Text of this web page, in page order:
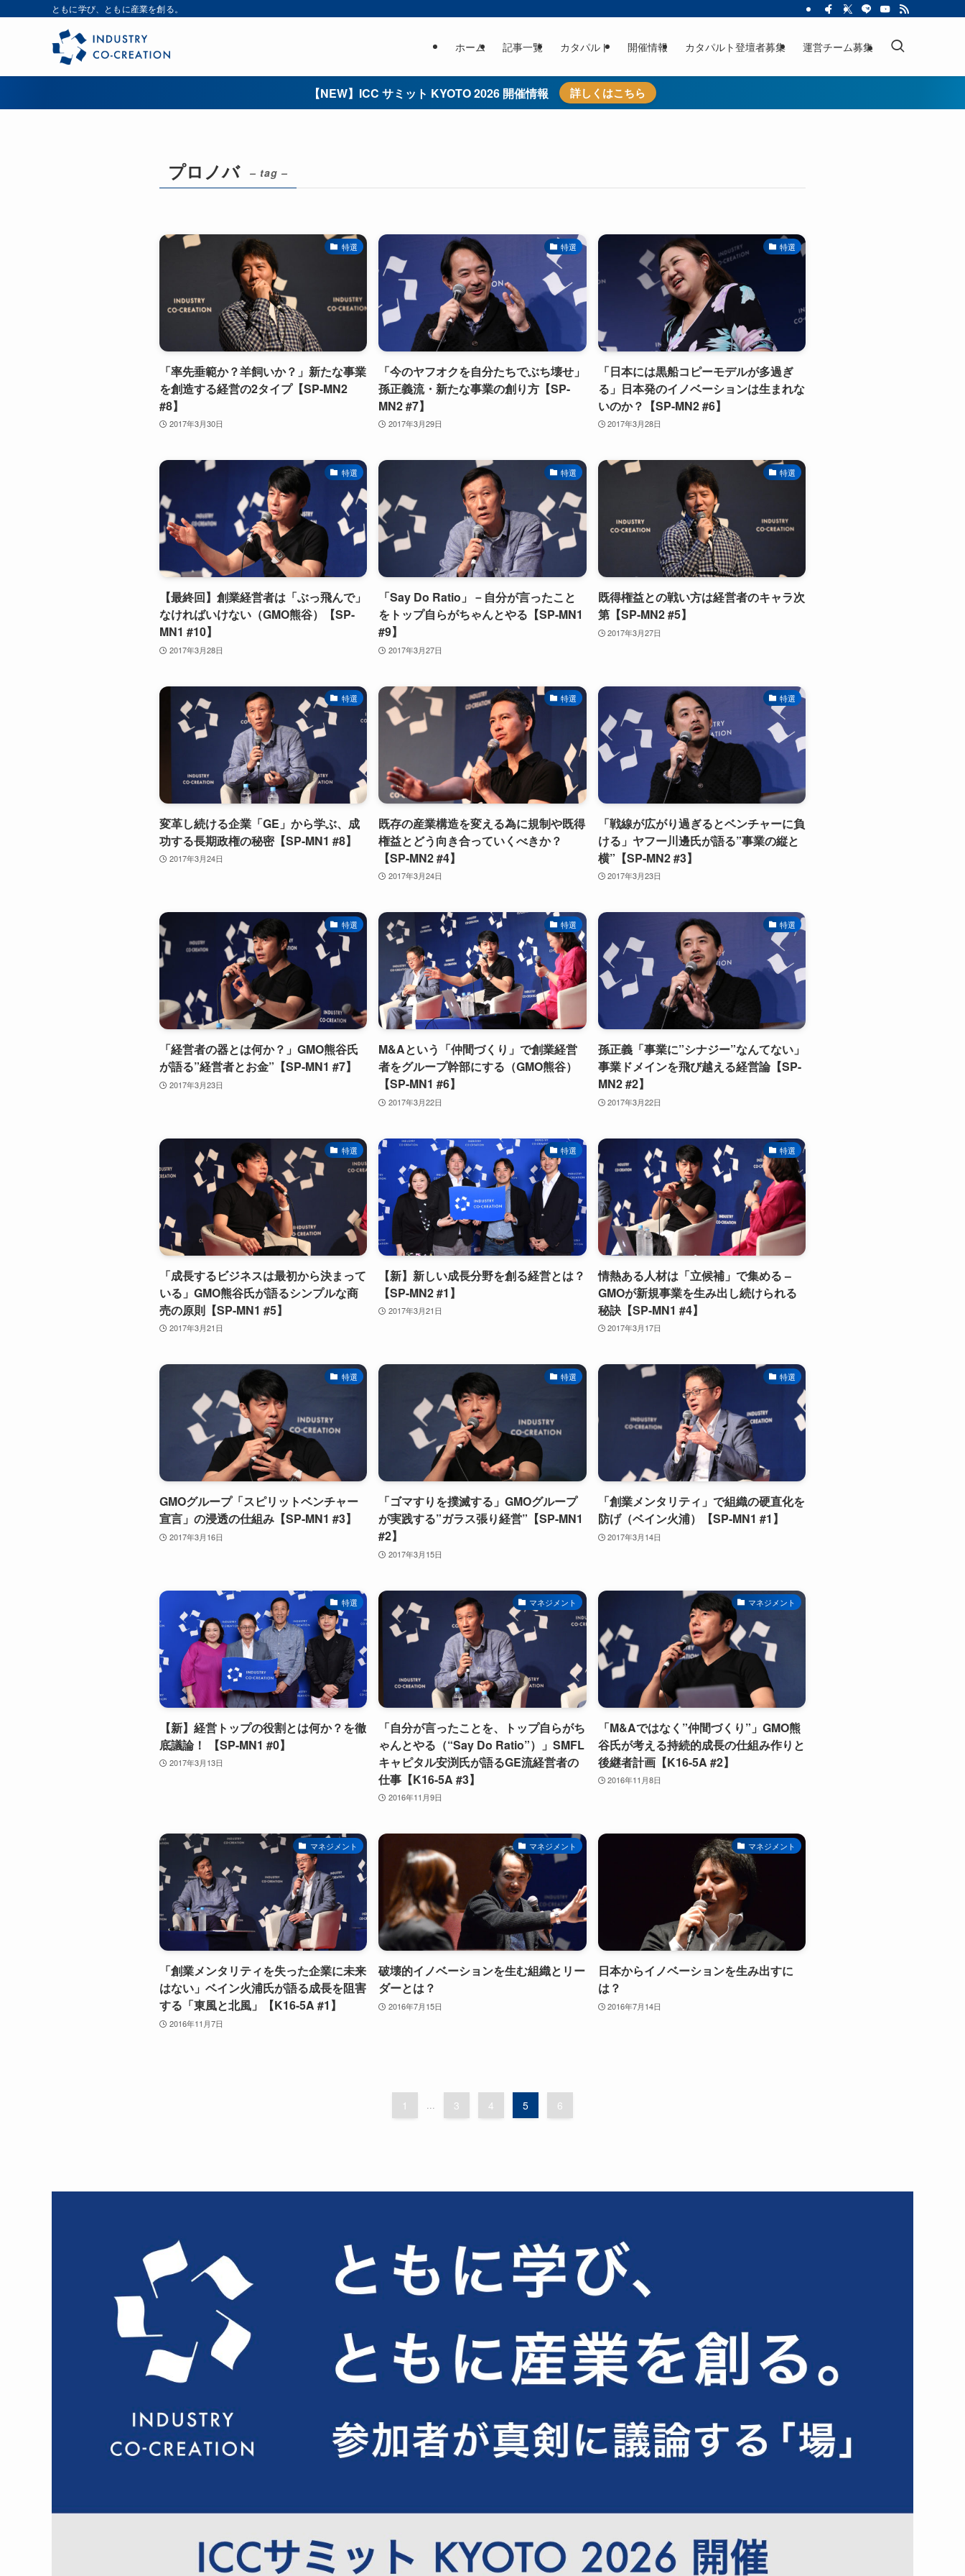
ともに学び、ともに産業を創る。
ホーム 記事一覧 カタパルト 開催情報 カタパルト登壇者募集 運営チーム募集
【NEW】ICC サミット KYOTO 2026 開催情報 詳しくはこちら
プロノバ – tag –
特選
「率先垂範か？羊飼いか？」新たな事業
を創造する経営の2タイプ【SP-MN2
#8】
2017年3月30日
特選
「今のヤフオクを自分たちでぶち壊せ」
孫正義流・新たな事業の創り方【SP-
MN2 #7】
2017年3月29日
特選
「日本には黒船コピーモデルが多過ぎ
る」日本発のイノベーションは生まれな
いのか？【SP-MN2 #6】
2017年3月28日
特選
【最終回】創業経営者は「ぶっ飛んで」
なければいけない（GMO熊谷）【SP-
MN1 #10】
2017年3月28日
特選
「Say Do Ratio」－自分が言ったこと
をトップ自らがちゃんとやる【SP-MN1
#9】
2017年3月27日
特選
既得権益との戦い方は経営者のキャラ次
第【SP-MN2 #5】
2017年3月27日
特選
変革し続ける企業「GE」から学ぶ、成
功する長期政権の秘密【SP-MN1 #8】
2017年3月24日
特選
既存の産業構造を変える為に規制や既得
権益とどう向き合っていくべきか？
【SP-MN2 #4】
2017年3月24日
特選
「戦線が広がり過ぎるとベンチャーに負
ける」ヤフー川邊氏が語る”事業の縦と
横”【SP-MN2 #3】
2017年3月23日
特選
「経営者の器とは何か？」GMO熊谷氏
が語る”経営者とお金”【SP-MN1 #7】
2017年3月23日
特選
M&Aという「仲間づくり」で創業経営
者をグループ幹部にする（GMO熊谷）
【SP-MN1 #6】
2017年3月22日
特選
孫正義「事業に”シナジー”なんてない」
事業ドメインを飛び越える経営論【SP-
MN2 #2】
2017年3月22日
特選
「成長するビジネスは最初から決まって
いる」GMO熊谷氏が語るシンプルな商
売の原則【SP-MN1 #5】
2017年3月21日
特選
【新】新しい成長分野を創る経営とは？
【SP-MN2 #1】
2017年3月21日
特選
情熱ある人材は「立候補」で集める –
GMOが新規事業を生み出し続けられる
秘訣【SP-MN1 #4】
2017年3月17日
特選
GMOグループ「スピリットベンチャー
宣言」の浸透の仕組み【SP-MN1 #3】
2017年3月16日
特選
「ゴマすりを撲滅する」GMOグループ
が実践する”ガラス張り経営”【SP-MN1
#2】
2017年3月15日
特選
「創業メンタリティ」で組織の硬直化を
防げ（ベイン火浦）【SP-MN1 #1】
2017年3月14日
特選
【新】経営トップの役割とは何か？を徹
底議論！ 【SP-MN1 #0】
2017年3月13日
マネジメント
「自分が言ったことを、トップ自らがち
ゃんとやる（“Say Do Ratio”）」SMFL
キャピタル安渕氏が語るGE流経営者の
仕事【K16-5A #3】
2016年11月9日
マネジメント
「M&Aではなく”仲間づくり”」GMO熊
谷氏が考える持続的成長の仕組み作りと
後継者計画【K16-5A #2】
2016年11月8日
マネジメント
「創業メンタリティを失った企業に未来
はない」ベイン火浦氏が語る成長を阻害
する「東風と北風」【K16-5A #1】
2016年11月7日
マネジメント
破壊的イノベーションを生む組織とリー
ダーとは？
2016年7月15日
マネジメント
日本からイノベーションを生み出すに
は？
2016年7月14日
1 ... 3 4 5 6